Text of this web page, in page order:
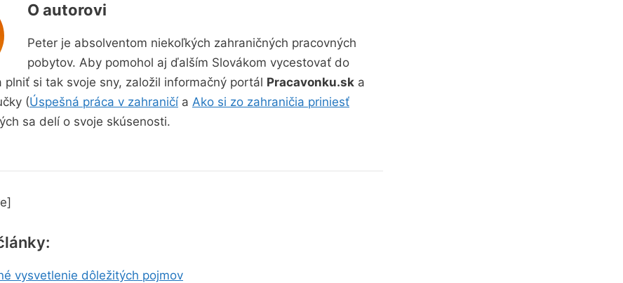
O autorovi
Peter je absolventom niekoľkých zahraničných pracovných
pobytov. Aby pomohol aj ďalším Slovákom vycestovať do
plniť si tak svoje sny, založil informačný portál Pracavonku.sk a
(Úspešná práca v zahraničí a Ako si zo zahraničia priniesť
sa delí o svoje skúsenosti.
vysvetlenie dôležitých pojmov